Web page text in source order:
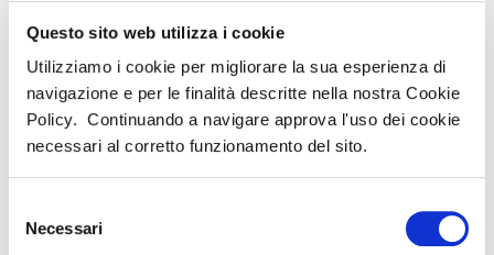
Questo sito web utilizza i cookie
Utilizziamo i cookie per migliorare la sua esperienza di
navigazione e per le finalità descritte nella nostra Cookie
Policy. Continuando a navigare approva l'uso dei cookie
necessari al corretto funzionamento del sito.
delNecessari
CERCA ALTRE STRUTTURE
Neve 2025/26